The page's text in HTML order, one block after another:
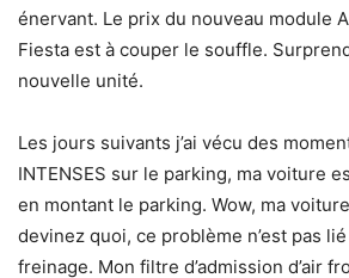
énervant. Le prix du nouveau module
Fiesta est à couper le souffle.
nouvelle unité.
Les jours suivants j’ai vécu des
INTENSES sur le parking, ma voiture
en montant le parking. Wow, ma
devinez quoi, ce problème n’est pas
freinage. Mon filtre d’admission d’air